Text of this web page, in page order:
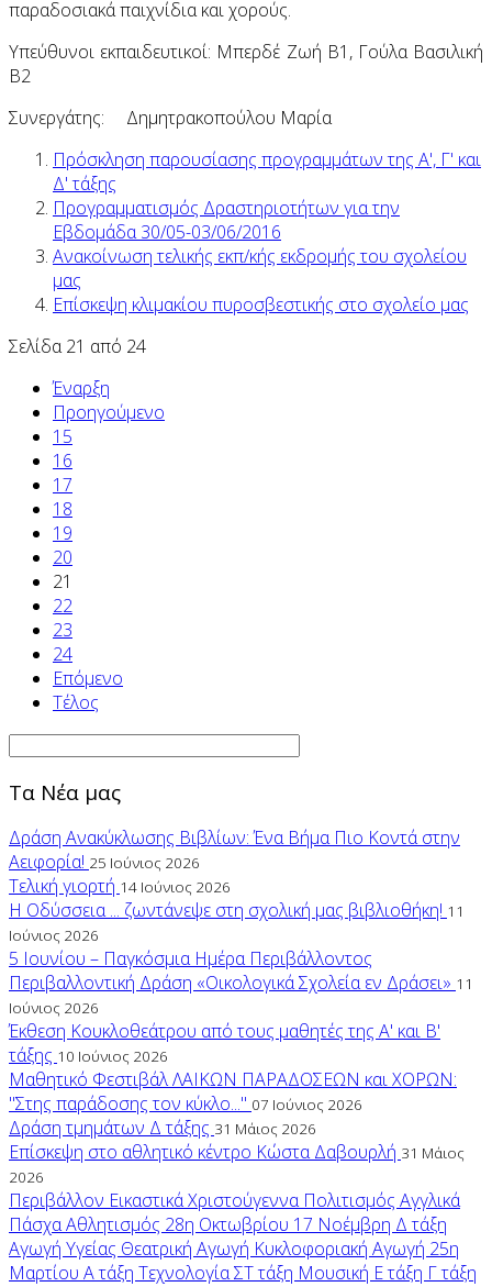
παραδοσιακά παιχνίδια και χορούς.
Υπεύθυνοι εκπαιδευτικοί: Μπερδέ Ζωή Β1, Γούλα Βασιλική
Β2
Συνεργάτης: Δημητρακοπούλου Μαρία
Πρόσκληση παρουσίασης προγραμμάτων της Α', Γ' και
Δ' τάξης
Προγραμματισμός Δραστηριοτήτων για την
Εβδομάδα 30/05-03/06/2016
Ανακοίνωση τελικής εκπ/κής εκδρομής του σχολείου
μας
Επίσκεψη κλιμακίου πυροσβεστικής στο σχολείο μας
Σελίδα 21 από 24
Έναρξη
Προηγούμενο
15
16
17
18
19
20
21
22
23
24
Επόμενο
Τέλος
Τα Νέα μας
Δράση Ανακύκλωσης Βιβλίων: Ένα Βήμα Πιο Κοντά στην
Αειφορία! 25 Ιούνιος 2026
Τελική γιορτή 14 Ιούνιος 2026
Η Οδύσσεια ... ζωντάνεψε στη σχολική μας βιβλιοθήκη! 11
Ιούνιος 2026
5 Ιουνίου – Παγκόσμια Ημέρα Περιβάλλοντος
Περιβαλλοντική Δράση «Οικολογικά Σχολεία εν Δράσει» 11
Ιούνιος 2026
Έκθεση Κουκλοθεάτρου από τους μαθητές της Α' και Β'
τάξης 10 Ιούνιος 2026
Μαθητικό Φεστιβάλ ΛΑΙΚΩΝ ΠΑΡΑΔΟΣΕΩΝ και ΧΟΡΩΝ:
"Στης παράδοσης τον κύκλο..." 07 Ιούνιος 2026
Δράση τμημάτων Δ τάξης 31 Μάιος 2026
Επίσκεψη στο αθλητικό κέντρο Κώστα Δαβουρλή 31 Μάιος
2026
Περιβάλλον ΕικαστικάΧριστούγεννα Πολιτισμός Αγγλικά
ΠάσχαΑθλητισμός 28η Οκτωβρίου 17 Νοέμβρη Δ τάξη
Αγωγή Υγείας Θεατρική Αγωγή Κυκλοφοριακή Αγωγή 25η
Μαρτίου Α τάξη ΤεχνολογίαΣΤ τάξη Μουσική Ε τάξη Γ τάξη